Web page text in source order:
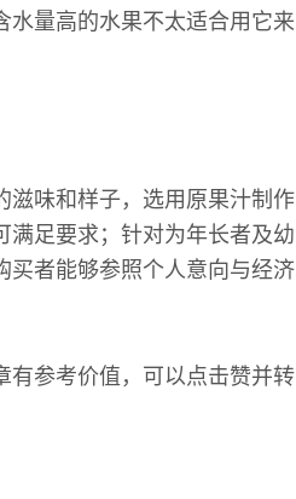
水量高的水果不太适合用它来
滋味和样子，选用原果汁制作
满足要求；针对为年长者及幼
买者能够参照个人意向与经济
有参考价值，可以点击赞并转